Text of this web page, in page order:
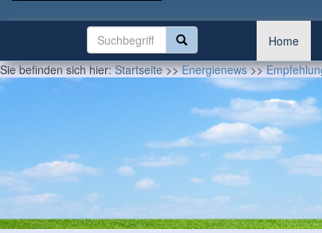
Home
Sie befinden sich hier:Startseite>>Energienews>>